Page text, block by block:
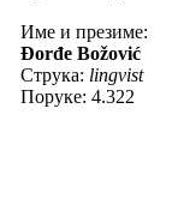
Име и презиме:
Đorđe Božović
Струка: lingvist
Поруке: 4.322